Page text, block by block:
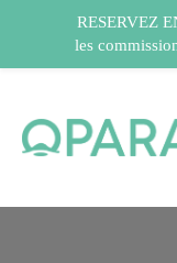
RESERVEZ
les